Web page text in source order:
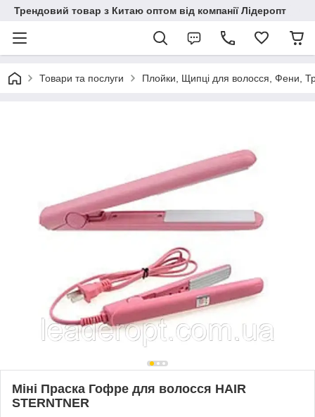
Трендовий товар з Китаю оптом від компанії Лідеропт
Товари та послуги Плойки, Щипці для волосся, Фени,
Міні Праска Гофре для волосся HAIR
STERNTNER